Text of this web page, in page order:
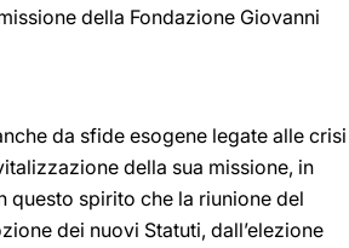
della Fondazione Giovanni
da sfide esogene legate alle crisi
della sua missione, in
questo spirito che la riunione del
dei nuovi Statuti, dall’elezione